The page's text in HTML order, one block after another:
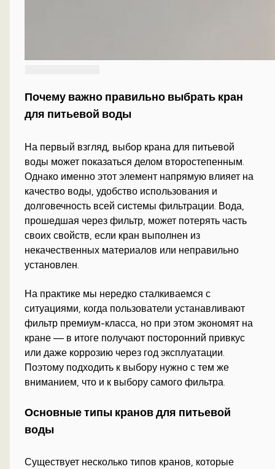
Почему важно правильно выбрать кран
для питьевой воды
На первый взгляд, выбор крана для питьевой
воды может показаться делом второстепенным.
Однако именно этот элемент напрямую влияет на
качество воды, удобство использования и
долговечность всей системы фильтрации. Вода,
прошедшая через фильтр, может потерять часть
своих свойств, если кран выполнен из
некачественных материалов или неправильно
установлен.
На практике мы нередко сталкиваемся с
ситуациями, когда пользователи устанавливают
фильтр премиум-класса, но при этом экономят на
кране — в итоге получают посторонний привкус
или даже коррозию через год эксплуатации.
Поэтому подходить к выбору нужно с тем же
вниманием, что и к выбору самого фильтра.
Основные типы кранов для питьевой
воды
Существует несколько типов кранов, которые